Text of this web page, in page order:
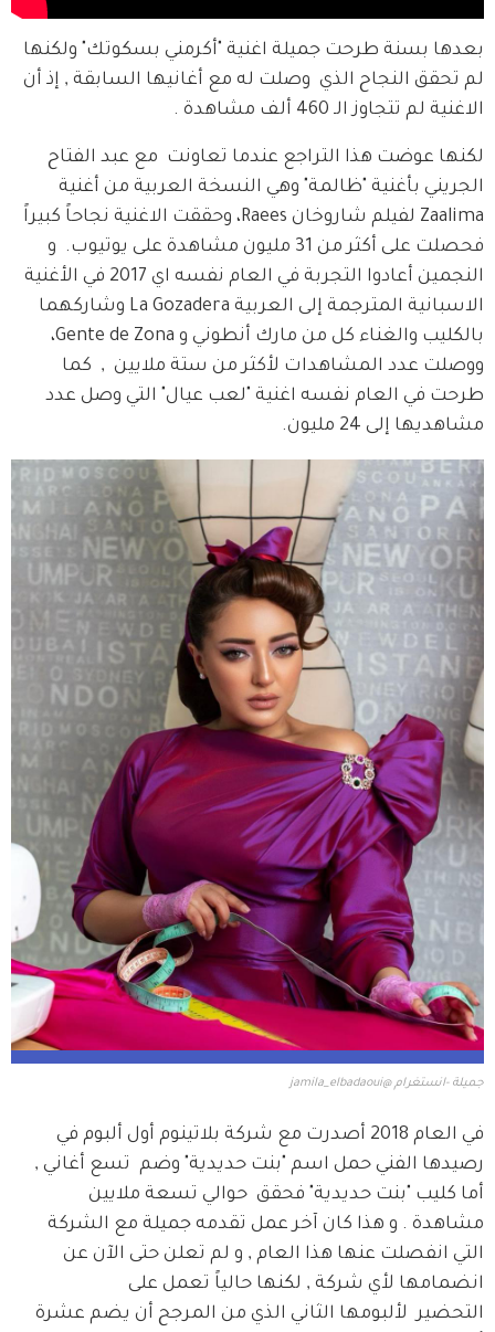
بعدها بسنة طرحت جميلة اغنية "أكرمني بسكوتك" ولكنها
لم تحقق النجاح الذي  وصلت له مع أغانيها السابقة , إذ أن
الاغنية لم تتجاوز الـ 460 ألف مشاهدة .
لكنها عوضت هذا التراجع عندما تعاونت  مع عبد الفتاح
الجريني بأغنية "ظالمة" وهي النسخة العربية من أغنية
Zaalima لفيلم شاروخان Raees، وحققت الاغنية نجاحاً كبيراً
فحصلت على أكثر من 31 مليون مشاهدة على يوتيوب.  و
النجمين أعادوا التجربة في العام نفسه اي 2017 في الأغنية
الاسبانية المترجمة إلى العربية La Gozadera وشاركهما
بالكليب والغناء كل من مارك أنطوني و Gente de Zona،
ووصلت عدد المشاهدات لأكثر من ستة ملايين  ,  كما
طرحت في العام نفسه اغنية "لعب عيال" التي وصل عدد
مشاهديها إلى 24 مليون.
جميلة -انستغرام @jamila_elbadaoui
في العام 2018 أصدرت مع شركة بلاتينوم أول ألبوم في
رصيدها الفني حمل اسم "بنت حديدية" وضم  تسع أغاني ,
أما كليب "بنت حديدية" فحقق  حوالي تسعة ملايين
مشاهدة . و هذا كان آخر عمل تقدمه جميلة مع الشركة
التي انفصلت عنها هذا العام , و لم تعلن حتى الآن عن
انضمامها لأي شركة , لكنها حالياً تعمل على
التحضير  لألبومها الثاني الذي من المرجح أن يضم عشرة